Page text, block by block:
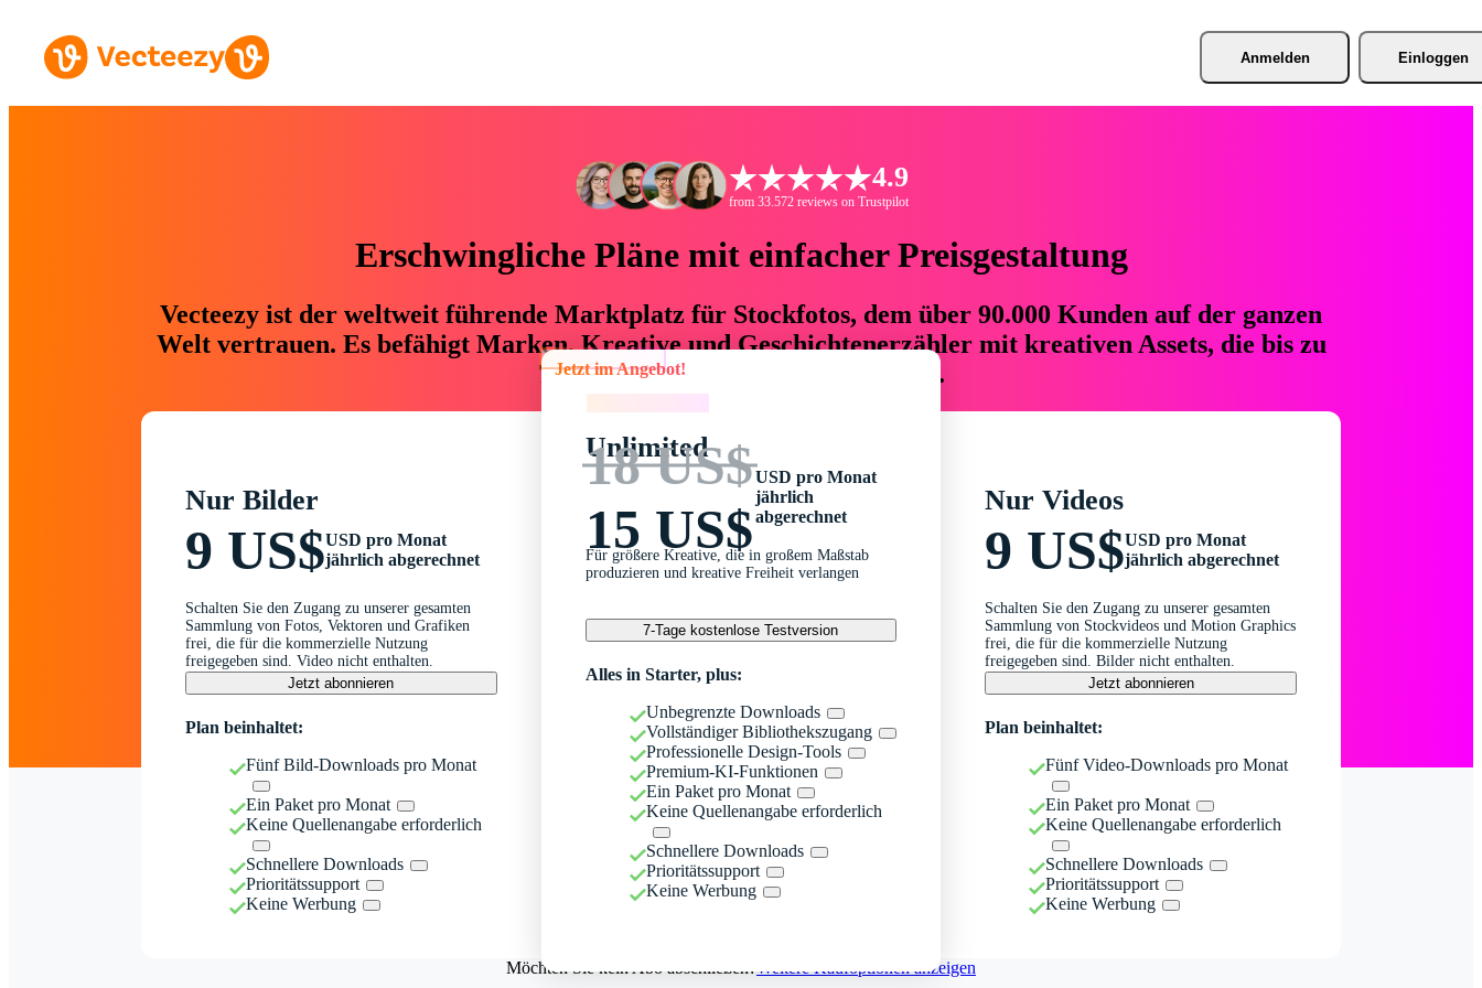
Anmelden Einloggen
4.9
from 33.572 reviews on Trustpilot
Erschwingliche Pläne mit einfacher Preisgestaltung
Vecteezy ist der weltweit führende Marktplatz für Stockfotos, dem über 90.000 Kunden auf der ganzen
Welt vertrauen. Es befähigt Marken, Kreative und Geschichtenerzähler mit kreativen Assets, die bis zu
76 % an Zeit und Budget einsparen.
Nur Bilder
9 US$USD pro Monat
jährlich abgerechnet
Schalten Sie den Zugang zu unserer gesamten
Sammlung von Fotos, Vektoren und Grafiken
frei, die für die kommerzielle Nutzung
freigegeben sind. Video nicht enthalten.
Jetzt abonnieren
Plan beinhaltet:
Fünf Bild-Downloads pro Monat
Ein Paket pro Monat
Keine Quellenangabe erforderlich
Schnellere Downloads
Prioritätssupport
Keine Werbung
Jetzt im Angebot!
Unlimited
18 US$
15 US$
USD pro Monat
jährlich
abgerechnet
Für größere Kreative, die in großem Maßstab
produzieren und kreative Freiheit verlangen
7-Tage kostenlose Testversion
Alles in Starter, plus:
Unbegrenzte Downloads
Vollständiger Bibliothekszugang
Professionelle Design-Tools
Premium-KI-Funktionen
Ein Paket pro Monat
Keine Quellenangabe erforderlich
Schnellere Downloads
Prioritätssupport
Keine Werbung
Nur Videos
9 US$USD pro Monat
jährlich abgerechnet
Schalten Sie den Zugang zu unserer gesamten
Sammlung von Stockvideos und Motion Graphics
frei, die für die kommerzielle Nutzung
freigegeben sind. Bilder nicht enthalten.
Jetzt abonnieren
Plan beinhaltet:
Fünf Video-Downloads pro Monat
Ein Paket pro Monat
Keine Quellenangabe erforderlich
Schnellere Downloads
Prioritätssupport
Keine Werbung
Möchten Sie kein Abo abschließen?Weitere Kaufoptionen anzeigen